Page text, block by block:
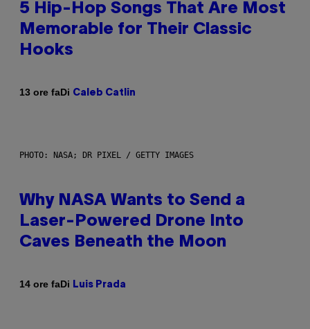
5 Hip-Hop Songs That Are Most
Memorable for Their Classic
Hooks
13 ore faDi Caleb Catlin
PHOTO: NASA; DR PIXEL / GETTY IMAGES
Why NASA Wants to Send a
Laser-Powered Drone Into
Caves Beneath the Moon
14 ore faDi Luis Prada